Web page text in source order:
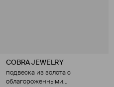
COBRA JEWELRY
подвеска из золота с
облагороженными